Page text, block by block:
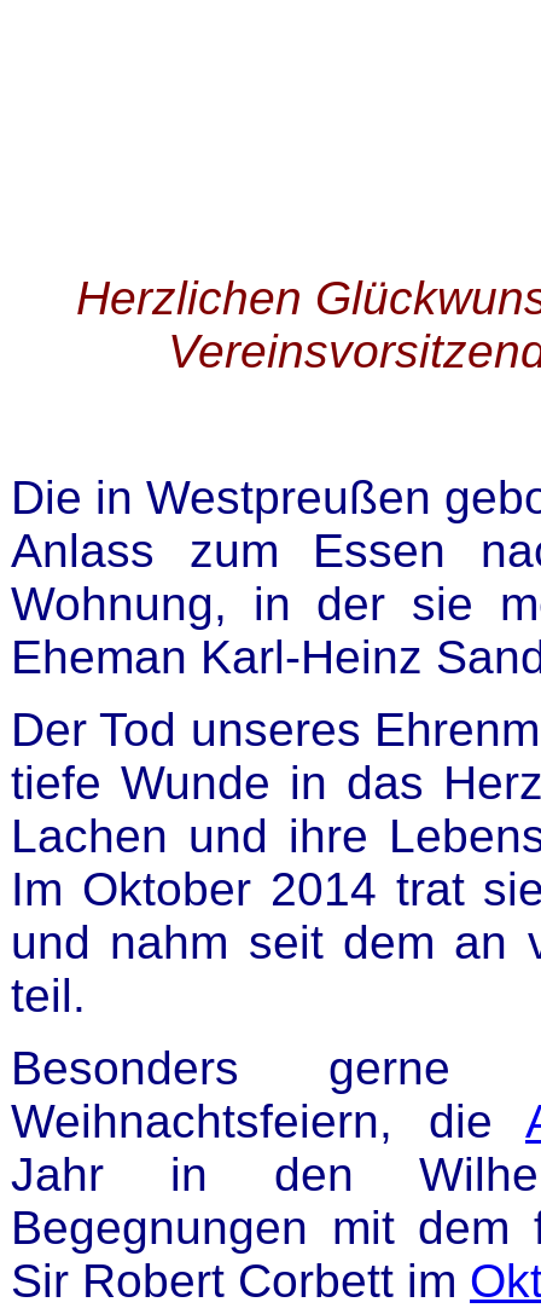
Herzlichen
Die in Westpreußen
Anlass zum Essen
Wohnung, in der sie
Eheman Karl-Heinz
Der Tod unseres
tiefe Wunde in das
Lachen und ihre
Im Oktober 2014 trat
und nahm seit dem an
teil.
Besonders
Weihnachtsfeiern, die
Jahr in den
Begegnungen mit dem
Sir Robert Corbett im